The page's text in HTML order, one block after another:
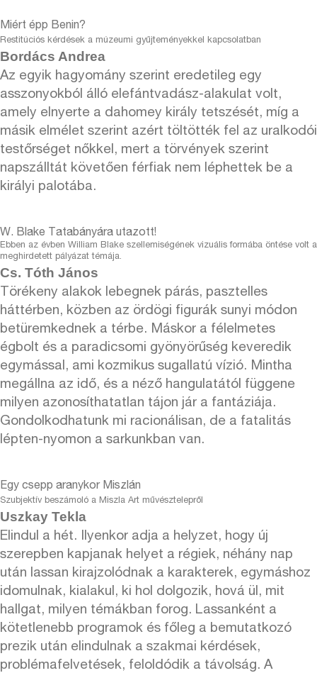
Miért épp Benin?
Restitúciós kérdések a múzeumi gyűjteményekkel kapcsolatban
Bordács Andrea
Az egyik hagyomány szerint eredetileg egy
asszonyokból álló elefántvadász-alakulat volt,
amely elnyerte a dahomey király tetszését, míg a
másik elmélet szerint azért töltötték fel az uralkodói
testőrséget nőkkel, mert a törvények szerint
napszálltát követően férfiak nem léphettek be a
királyi palotába.
W. Blake Tatabányára utazott!
Ebben az évben William Blake szellemiségének vizuális formába öntése volt a
meghirdetett pályázat témája.
Cs. Tóth János
Törékeny alakok lebegnek párás, pasztelles
háttérben, közben az ördögi figurák sunyi módon
betüremkednek a térbe. Máskor a félelmetes
égbolt és a paradicsomi gyönyörűség keveredik
egymással, ami kozmikus sugallatú vízió. Mintha
megállna az idő, és a néző hangulatától függene
milyen azonosíthatatlan tájon jár a fantáziája.
Gondolkodhatunk mi racionálisan, de a fatalitás
lépten-nyomon a sarkunkban van.
Egy csepp aranykor Miszlán
Szubjektív beszámoló a Miszla Art művésztelepről
Uszkay Tekla
Elindul a hét. Ilyenkor adja a helyzet, hogy új
szerepben kapjanak helyet a régiek, néhány nap
után lassan kirajzolódnak a karakterek, egymáshoz
idomulnak, kialakul, ki hol dolgozik, hová ül, mit
hallgat, milyen témákban forog. Lassanként a
kötetlenebb programok és főleg a bemutatkozó
prezik után elindulnak a szakmai kérdések,
problémafelvetések, feloldódik a távolság. A